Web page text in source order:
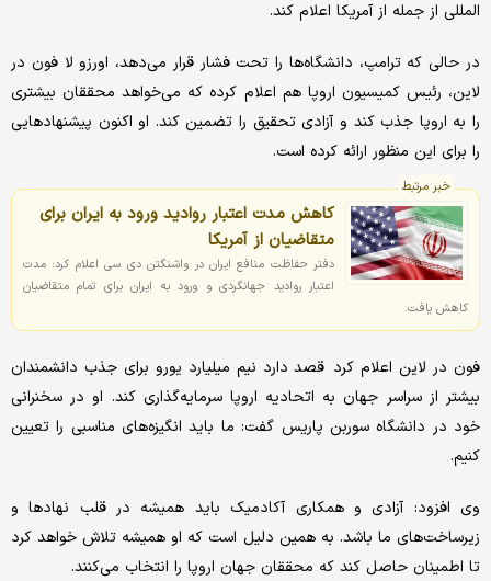
المللی از جمله از آمریکا اعلام کند.
در حالی که ترامپ، دانشگاه‌ها را تحت فشار قرار می‌دهد، اورزو لا فون در
لاین، رئیس کمیسیون اروپا هم اعلام کرده که می‌خواهد محققان بیشتری
را به اروپا جذب کند و آزادی تحقیق را تضمین کند. او اکنون پیشنهادهایی
را برای این منظور ارائه کرده است.
خبر مرتبط
کاهش مدت اعتبار روادید ورود به ایران برای
متقاضیان از آمریکا
دفتر حفاظت منافع ایران در واشنگتن دی سی اعلام کرد: مدت
اعتبار روادید جهانگردی و ورود به ایران برای تمام متقاضیان
کاهش یافت.
فون در لاین اعلام کرد قصد دارد نیم میلیارد یورو برای جذب دانشمندان
بیشتر از سراسر جهان به اتحادیه اروپا سرمایه‌گذاری کند. او در سخنرانی
خود در دانشگاه سوربن پاریس گفت: ما باید انگیزه‌های مناسبی را تعیین
کنیم.
وی افزود: آزادی و همکاری آکادمیک باید همیشه در قلب نهادها و
زیرساخت‌های ما باشد. به همین دلیل است که او همیشه تلاش خواهد کرد
تا اطمینان حاصل کند که محققان جهان اروپا را انتخاب می‌کنند.